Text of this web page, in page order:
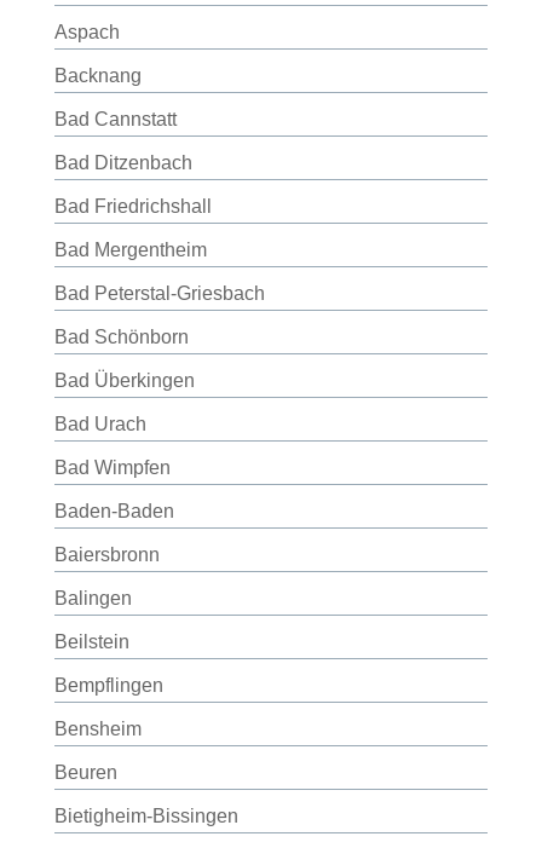
Aspach
Backnang
Bad Cannstatt
Bad Ditzenbach
Bad Friedrichshall
Bad Mergentheim
Bad Peterstal-Griesbach
Bad Schönborn
Bad Überkingen
Bad Urach
Bad Wimpfen
Baden-Baden
Baiersbronn
Balingen
Beilstein
Bempflingen
Bensheim
Beuren
Bietigheim-Bissingen